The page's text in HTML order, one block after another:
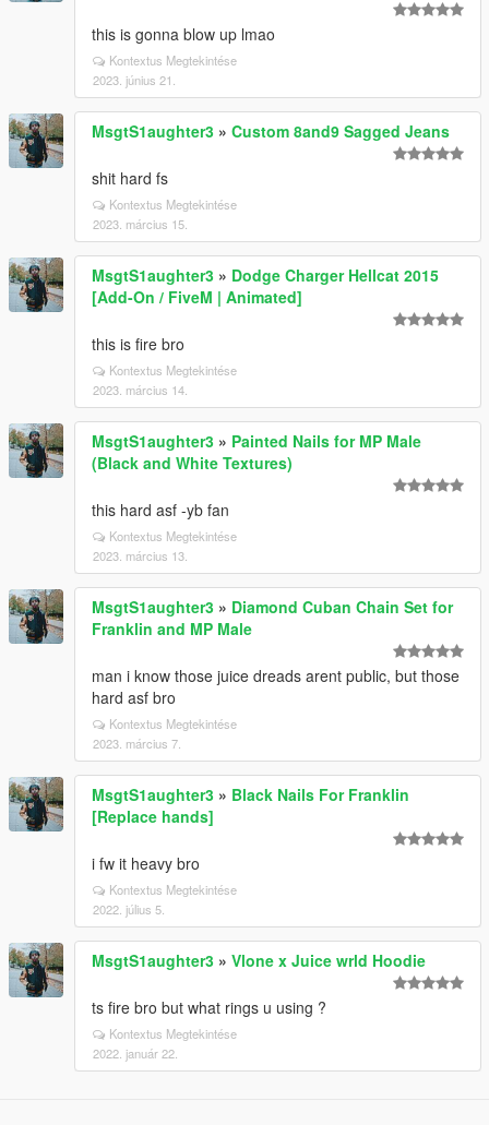
this is gonna blow up lmao
Kontextus Megtekintése
2023. június 21.
MsgtS1aughter3 » Custom 8and9 Sagged Jeans
shit hard fs
Kontextus Megtekintése
2023. március 15.
MsgtS1aughter3 » Dodge Charger Hellcat 2015
[Add-On / FiveM | Animated]
this is fire bro
Kontextus Megtekintése
2023. március 14.
MsgtS1aughter3 » Painted Nails for MP Male
(Black and White Textures)
this hard asf -yb fan
Kontextus Megtekintése
2023. március 13.
MsgtS1aughter3 » Diamond Cuban Chain Set for
Franklin and MP Male
man i know those juice dreads arent public, but those
hard asf bro
Kontextus Megtekintése
2023. március 7.
MsgtS1aughter3 » Black Nails For Franklin
[Replace hands]
i fw it heavy bro
Kontextus Megtekintése
2022. július 5.
MsgtS1aughter3 » Vlone x Juice wrld Hoodie
ts fire bro but what rings u using ?
Kontextus Megtekintése
2022. január 22.